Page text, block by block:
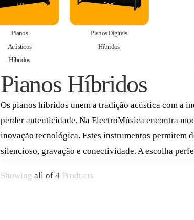
Pianos
Acústicos
Híbridos
Pianos Digitais
Híbridos
Pianos Híbridos
Os pianos híbridos unem a tradição acústica com a
perder autenticidade. Na ElectroMúsica encontra
inovação tecnológica. Estes instrumentos permitem
silencioso, gravação e conectividade. A escolha
Showing all of 4Products